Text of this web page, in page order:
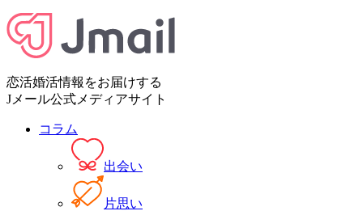
恋活婚活情報をお届けする
Jメール公式メディアサイト
コラム
出会い
片思い